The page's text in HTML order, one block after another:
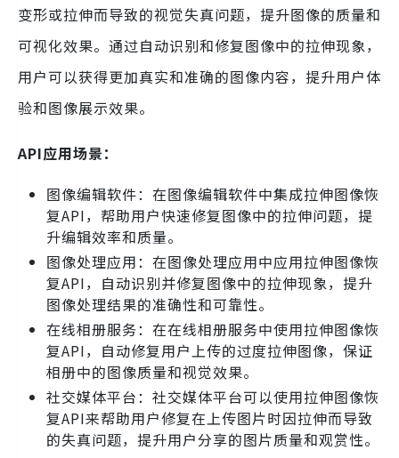
变形或拉伸而导致的视觉失真问题，提升图像的质量和
可视化效果。通过自动识别和修复图像中的拉伸现象，
用户可以获得更加真实和准确的图像内容，提升用户体
验和图像展示效果。
API应用场景：
图像编辑软件：在图像编辑软件中集成拉伸图像恢
复API，帮助用户快速修复图像中的拉伸问题，提
升编辑效率和质量。
图像处理应用：在图像处理应用中应用拉伸图像恢
复API，自动识别并修复图像中的拉伸现象，提升
图像处理结果的准确性和可靠性。
在线相册服务：在在线相册服务中使用拉伸图像恢
复API，自动修复用户上传的过度拉伸图像，保证
相册中的图像质量和视觉效果。
社交媒体平台：社交媒体平台可以使用拉伸图像恢
复API来帮助用户修复在上传图片时因拉伸而导致
的失真问题，提升用户分享的图片质量和观赏性。